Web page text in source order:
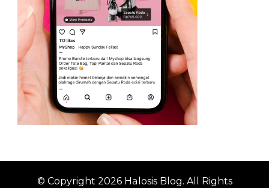
© Copyright 2026 Halosis Blog. All Rights